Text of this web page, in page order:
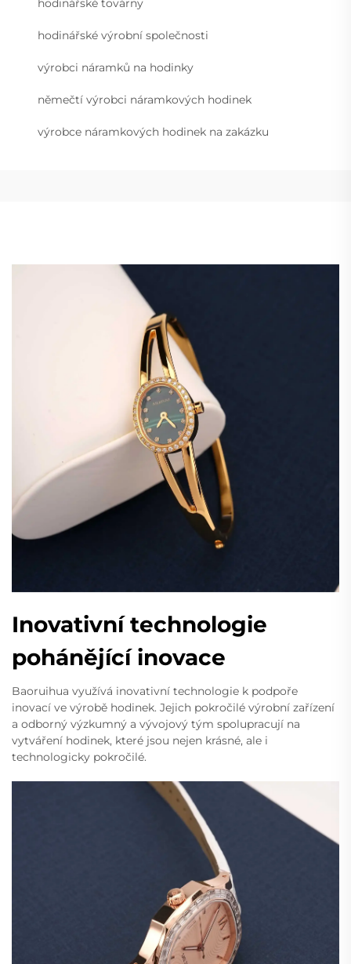
hodinářské továrny
hodinářské výrobní společnosti
výrobci náramků na hodinky
němečtí výrobci náramkových hodinek
výrobce náramkových hodinek na zakázku
Inovativní technologie
pohánějící inovace
Baoruihua využívá inovativní technologie k podpoře
inovací ve výrobě hodinek. Jejich pokročilé výrobní zařízení
a odborný výzkumný a vývojový tým spolupracují na
vytváření hodinek, které jsou nejen krásné, ale i
technologicky pokročilé.